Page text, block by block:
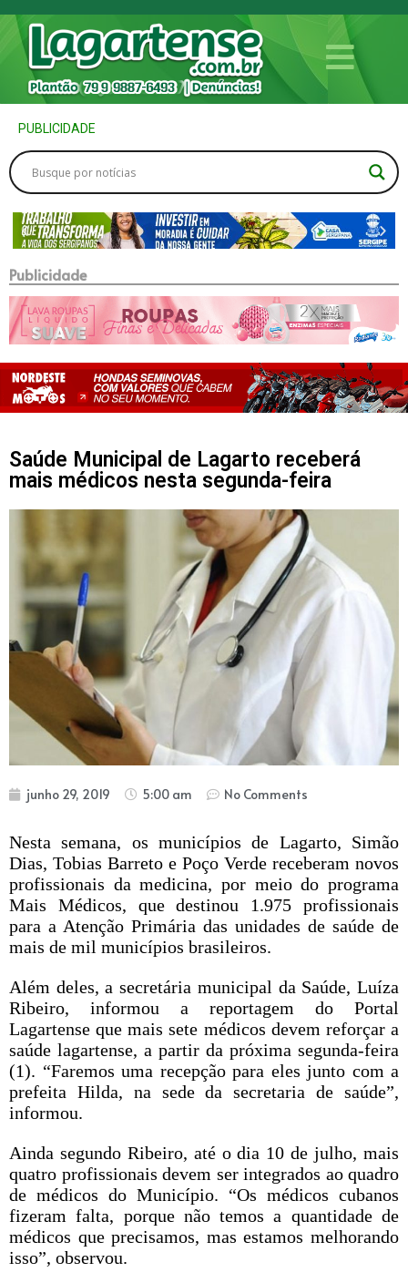
PUBLICIDADE
Publicidade
Saúde Municipal de Lagarto receberá
mais médicos nesta segunda-feira
junho 29, 2019 5:00 am No Comments
Nesta semana, os municípios de Lagarto, Simão
Dias, Tobias Barreto e Poço Verde receberam novos
profissionais da medicina, por meio do programa
Mais Médicos, que destinou 1.975 profissionais
para a Atenção Primária das unidades de saúde de
mais de mil municípios brasileiros.
Além deles, a secretária municipal da Saúde, Luíza
Ribeiro, informou a reportagem do Portal
Lagartense que mais sete médicos devem reforçar a
saúde lagartense, a partir da próxima segunda-feira
(1). “Faremos uma recepção para eles junto com a
prefeita Hilda, na sede da secretaria de saúde”,
informou.
Ainda segundo Ribeiro, até o dia 10 de julho, mais
quatro profissionais devem ser integrados ao quadro
de médicos do Município. “Os médicos cubanos
fizeram falta, porque não temos a quantidade de
médicos que precisamos, mas estamos melhorando
isso”, observou.